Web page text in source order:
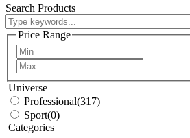
Search Products
Price Range
Universe
Professional(317)
Sport(0)
Categories